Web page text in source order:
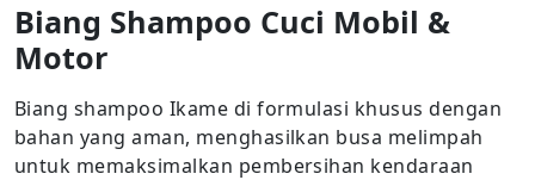
Biang Shampoo Cuci Mobil &
Motor
Biang shampoo Ikame di formulasi khusus dengan
bahan yang aman, menghasilkan busa melimpah
untuk memaksimalkan pembersihan kendaraan